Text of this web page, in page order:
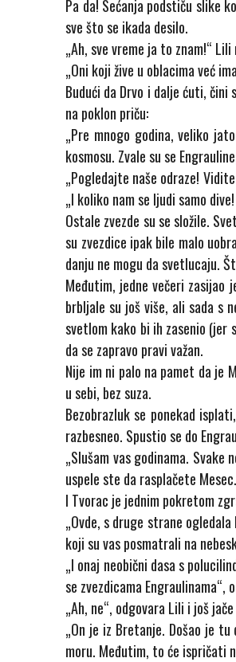
Pa da! Sećanja podstiču slike
sve što se ikada desilo.
„Ah, sve vreme ja to znam!“
„Oni koji žive u oblacima već
Budući da Drvo i dalje ćuti, čini
na poklon priču:
„Pre mnogo godina, veliko
kosmosu. Zvale su se
„Pogledajte naše odraze!
„I koliko nam se ljudi samo
Ostale zvezde su se složile.
su zvezdice ipak bile malo
danju ne mogu da svetlucaju.
Međutim, jedne večeri zasijao
brbljale su još više, ali sada s
svetlom kako bi ih zasenio (jer
da se zapravo pravi važan.
Nije im ni palo na pamet da je
u sebi, bez suza.
Bezobrazluk se ponekad
razbesneo. Spustio se do
„Slušam vas godinama. Svake
uspele ste da rasplačete
I Tvorac je jednim pokretom
„Ovde, s druge strane
koji su vas posmatrali na
„I onaj neobični dasa s
se zvezdicama Engraulinama“,
„Ah, ne“, odgovara Lili i još
„On je iz Bretanje. Došao je
moru. Međutim, to će ispričati